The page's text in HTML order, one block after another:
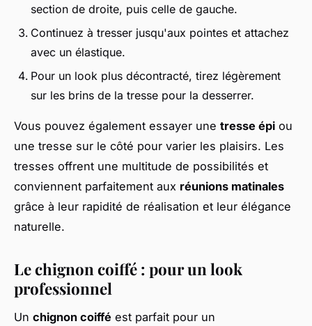
section de droite, puis celle de gauche.
Continuez à tresser jusqu'aux pointes et attachez
avec un élastique.
Pour un look plus décontracté, tirez légèrement
sur les brins de la tresse pour la desserrer.
Vous pouvez également essayer une tresse épi ou
une tresse sur le côté pour varier les plaisirs. Les
tresses offrent une multitude de possibilités et
conviennent parfaitement aux réunions matinales
grâce à leur rapidité de réalisation et leur élégance
naturelle.
Le chignon coiffé : pour un look
professionnel
Un chignon coiffé est parfait pour un